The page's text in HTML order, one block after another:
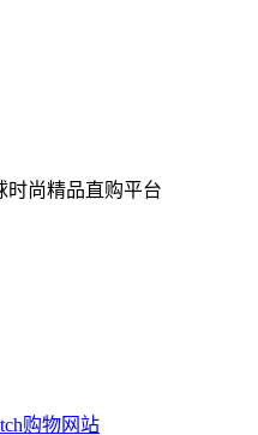
时尚精品直购平台
购物网站